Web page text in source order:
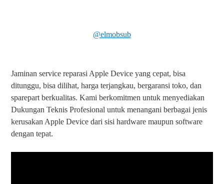
@elmobsub
Jaminan service reparasi Apple Device yang cepat, bisa
ditunggu, bisa dilihat, harga terjangkau, bergaransi toko, dan
sparepart berkualitas. Kami berkomitmen untuk menyediakan
Dukungan Teknis Profesional untuk menangani berbagai jenis
kerusakan Apple Device dari sisi hardware maupun software
dengan tepat.